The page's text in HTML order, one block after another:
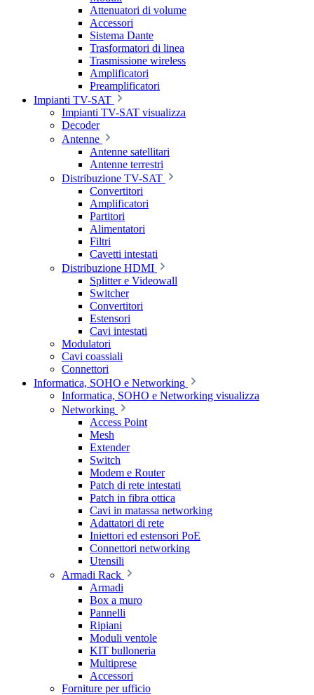
Attenuatori di volume
Accessori
Sistema Dante
Trasformatori di linea
Trasmissione wireless
Amplificatori
Preamplificatori
Impianti TV-SAT
Impianti TV-SAT visualizza
Decoder
Antenne
Antenne satellitari
Antenne terrestri
Distribuzione TV-SAT
Convertitori
Amplificatori
Partitori
Alimentatori
Filtri
Cavetti intestati
Distribuzione HDMI
Splitter e Videowall
Switcher
Convertitori
Estensori
Cavi intestati
Modulatori
Cavi coassiali
Connettori
Informatica, SOHO e Networking
Informatica, SOHO e Networking visualizza
Networking
Access Point
Mesh
Extender
Switch
Modem e Router
Patch di rete intestati
Patch in fibra ottica
Cavi in matassa networking
Adattatori di rete
Iniettori ed estensori PoE
Connettori networking
Utensili
Armadi Rack
Armadi
Box a muro
Pannelli
Ripiani
Moduli ventole
KIT bulloneria
Multiprese
Accessori
Forniture per ufficio